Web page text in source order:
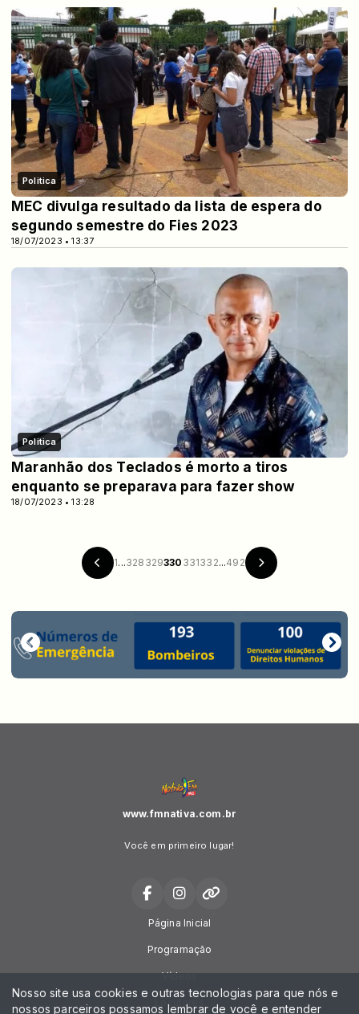
Politica
18/07/2023 • 13:37
MEC divulga resultado da lista de espera do
segundo semestre do Fies 2023
Politica
18/07/2023 • 13:28
Maranhão dos Teclados é morto a tiros
enquanto se preparava para fazer show
1...328 329330 331332...492
www.fmnativa.com.br
Você em primeiro lugar!
Página Inicial
Programação
Vídeos
Locutores
Nosso site usa cookies e outras tecnologias para que nós e
nossos parceiros possamos lembrar de você e entender